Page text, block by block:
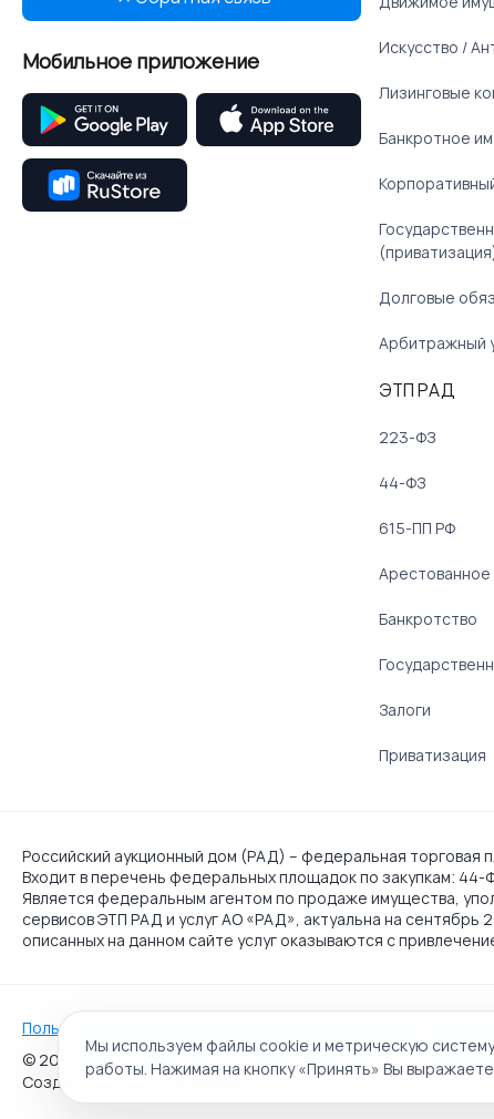
Мобильное приложение
Искусство /
Лизинговые
Банкротное
Долговые
Арбитражный
ЭТП РАД
223-ФЗ
44-ФЗ
615-ПП РФ
Банкротство
Залоги
Приватизация
Российский аукционный дом (РАД) – федеральная торговая
Входит в перечень федеральных площадок по закупкам:
Является федеральным агентом по продаже имущества,
сервисов ЭТП РАД и услуг АО «РАД», актуальна на
описанных на данном сайте услуг оказываются с
Пользовательское соглашение
© 2009 - 2026 АО «Российский аукционный дом»
Создание сайта: Alt It Solutions
Мы используем файлы cookie и метрическую
работы. Нажимая на кнопку «Принять» Вы